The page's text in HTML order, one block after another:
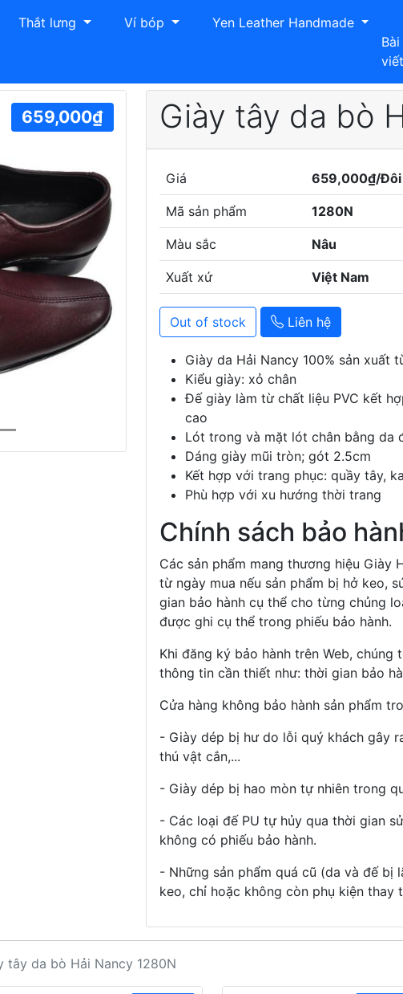
Thắt lưng Ví bóp
Yen Leather Handmade
Bài
viết
Next
659,000₫ Giày tây da bò
Giá 659,000₫/Đôi
Mã sản phẩm 1280N
Màu sắc Nâu
Xuất xứ Việt Nam
Out of stock Liên hệ
Giày da Hải Nancy 100% sản xuất
Kiểu giày: xỏ chân
Đế giày làm từ chất liệu PVC kết
cao
Lót trong và mặt lót chân bằng da
Dáng giày mũi tròn; gót 2.5cm
Kết hợp với trang phục: quầy tây,
Phù hợp với xu hướng thời trang
Chính sách bảo
Các sản phẩm mang thương hiệu Giày
từ ngày mua nếu sản phẩm bị hở keo,
gian bảo hành cụ thể cho từng chủng
được ghi cụ thể trong phiếu bảo hành.
Khi đăng ký bảo hành trên Web,
thông tin cần thiết như: thời gian bảo
Cửa hàng không bảo hành sản phẩm
- Giày dép bị hư do lỗi quý khách gây
thú vật cắn,...
- Giày dép bị hao mòn tự nhiên trong
- Các loại đế PU tự hủy qua thời gian
không có phiếu bảo hành.
- Những sản phẩm quá cũ (da và đế bị
keo, chỉ hoặc không còn phụ kiện thay
tây da bò Hải Nancy 1280N